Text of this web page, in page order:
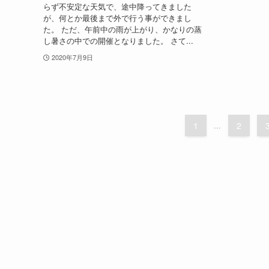
らず不安定な天気で、途中降ってきました
が、何とか最後まで外で行う事ができまし
た。 ただ、午前中の雨が上がり、かなりの蒸
し暑さの中での開催となりました。 さて...
2020年7月9日
1 ... 2 3